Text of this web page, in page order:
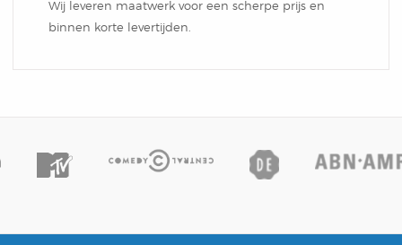
Wij leveren maatwerk voor een scherpe prijs en
binnen korte levertijden.